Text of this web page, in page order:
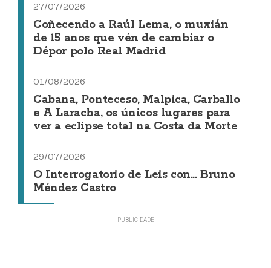
27/07/2026
Coñecendo a Raúl Lema, o muxián
de 15 anos que vén de cambiar o
Dépor polo Real Madrid
01/08/2026
Cabana, Ponteceso, Malpica, Carballo
e A Laracha, os únicos lugares para
ver a eclipse total na Costa da Morte
29/07/2026
O Interrogatorio de Leis con... Bruno
Méndez Castro